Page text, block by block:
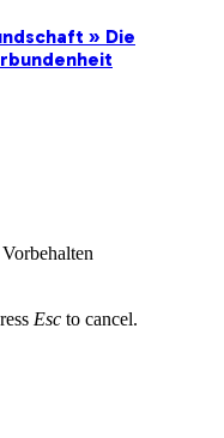
» Die
Esc to cancel.